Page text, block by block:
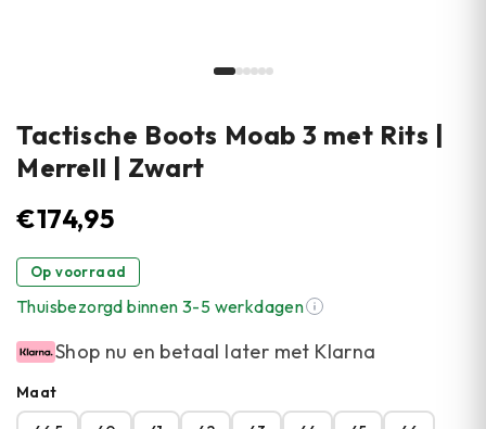
Tactische Boots Moab 3 met Rits |
Merrell | Zwart
€174,95
Op voorraad
Thuisbezorgd binnen 3-5 werkdagen
Shop nu en betaal later met Klarna
Maat